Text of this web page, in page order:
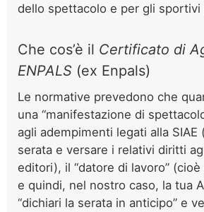
dello spettacolo e per gli
Che cos’è il Certificato di
ENPALS (ex Enpals)
Le normative prevedono che
una “manifestazione di
agli adempimenti legati alla SIAE
serata e versare i relativi diritti
editori), il “datore di lavoro”
e quindi, nel nostro caso, la tua
“dichiari la serata in anticipo” e